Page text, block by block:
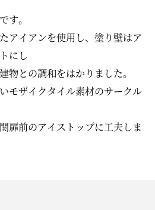
す。
アイアンを使用し、塗り壁はア
にし
物との調和をはかりました。
モザイクタイル素材のサークル
扉前のアイストップに工夫しま